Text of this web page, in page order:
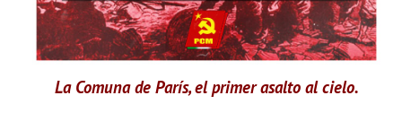
La Comuna de París, el primer asalto al cielo.